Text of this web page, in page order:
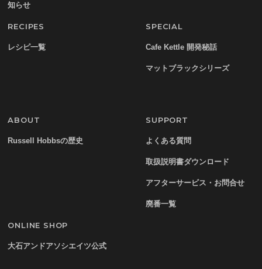
知らせ
RECIPES
レシピ一覧
SPECIAL
Cafe Kettle 開発秘話
マットブラックシリーズ
ABOUT
Russell Hobbsの歴史
SUPPORT
よくある質問
取扱説明書ダウンロード
アフターサービス・お問合せ
廃番一覧
ONLINE SHOP
大石アンドアソシエイツ公式